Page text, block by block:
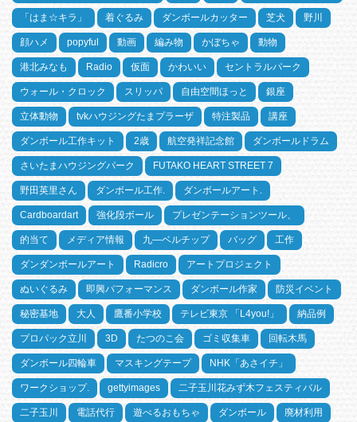
「はま☆キラ」 着ぐるみ ダンボールカッター 芝犬 野川
顔ハメ popyful 動画 編み物 かぼちゃ 動物
港北みなも Radio 仮面 かわいい セントラルパーク
ウォール・クロック スリッパ 自由空間ほっと 銀座
立体動物 tvkハウジングたまプラーザ 特注製品 講座
ダンボール工作キット 2歳 航空発祥記念館 ダンボールドラム
さいたまハウジングパーク FUTAKO HEART STREET 7
野田英里さん ダンボール工作. ダンボールアート.
Cardboardart 強化段ボール プレゼンテーションツール、
的当て メディア情報 九―ベルチップ バッグ 工作
ダンダンボールアート Radicro アートプロジェクト
ぬいぐるみ 即興パフォーマンス ダンボール作家 防災イベント
秘密基地 大人 鷹番小学校 テレビ東京 「L4you!」 納品例
プロパック立川 3D たつのこ会 ゴミ収集車 回転木馬
ダンボール四輪車 マスキングテープ NHK「あさイチ」
ワークショップ. gettyimages 二子玉川花みず木フェスティバル
二子玉川 電話代行 遊べるおもちゃ ダンボール 廃材利用